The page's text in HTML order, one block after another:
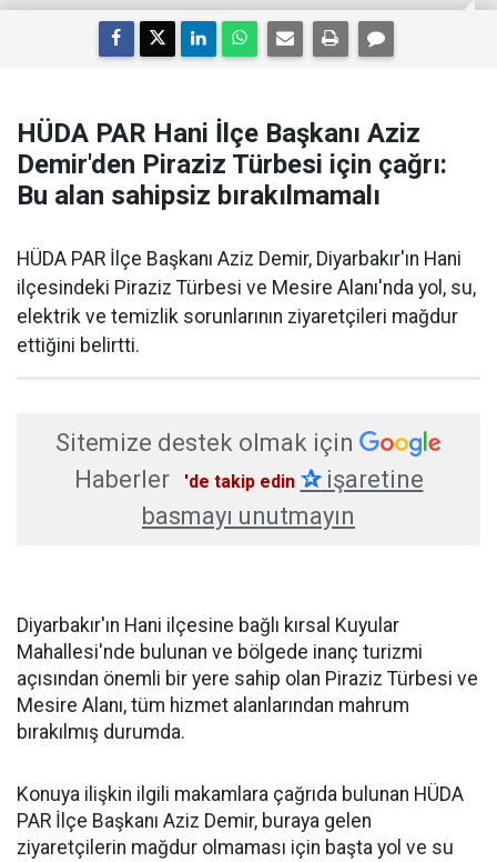
HÜDA PAR Hani İlçe Başkanı Aziz
Demir'den Piraziz Türbesi için çağrı:
Bu alan sahipsiz bırakılmamalı
HÜDA PAR İlçe Başkanı Aziz Demir, Diyarbakır'ın Hani
ilçesindeki Piraziz Türbesi ve Mesire Alanı'nda yol, su,
elektrik ve temizlik sorunlarının ziyaretçileri mağdur
ettiğini belirtti.
Sitemize destek olmak için
Haberler
'de takip edin ✰işaretine
basmayı unutmayın
Diyarbakır'ın Hani ilçesine bağlı kırsal Kuyular
Mahallesi'nde bulunan ve bölgede inanç turizmi
açısından önemli bir yere sahip olan Piraziz Türbesi ve
Mesire Alanı, tüm hizmet alanlarından mahrum
bırakılmış durumda.
Konuya ilişkin ilgili makamlara çağrıda bulunan HÜDA
PAR İlçe Başkanı Aziz Demir, buraya gelen
ziyaretçilerin mağdur olmaması için başta yol ve su